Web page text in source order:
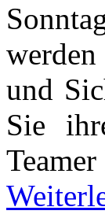
und
Sie